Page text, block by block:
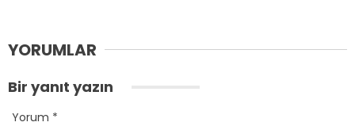
YORUMLAR
Bir yanıt yazın
Yorum *